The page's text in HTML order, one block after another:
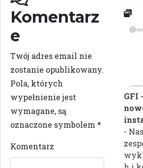
Komentarz
e
Twój adres email nie
zostanie opublikowany.
Pola, których
wypełnienie jest
wymagane, są
oznaczone symbolem *
Komentarz
GFI
-